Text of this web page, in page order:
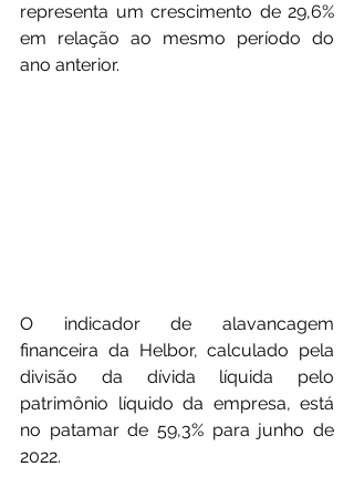
representa um crescimento de 29,6%
em relação ao mesmo período do
ano anterior.
O indicador de alavancagem
financeira da Helbor, calculado pela
divisão da dívida líquida pelo
patrimônio líquido da empresa, está
no patamar de 59,3% para junho de
2022.